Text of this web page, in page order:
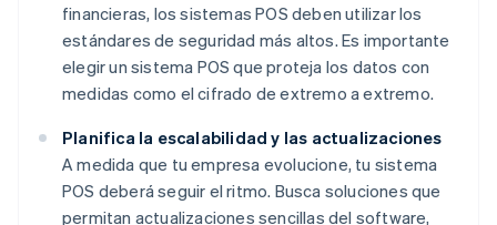
financieras, los sistemas POS deben utilizar los
estándares de seguridad más altos. Es importante
elegir un sistema POS que proteja los datos con
medidas como el cifrado de extremo a extremo.
Planifica la escalabilidad y las actualizaciones
A medida que tu empresa evolucione, tu sistema
POS deberá seguir el ritmo. Busca soluciones que
permitan actualizaciones sencillas del software,